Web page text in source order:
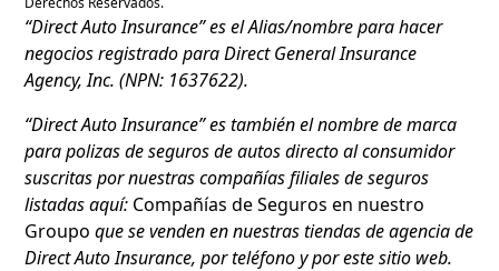
“Direct Auto Insurance” es el Alias/nombre para hacer
negocios registrado para Direct General Insurance
Agency, Inc. (NPN: 1637622).
“Direct Auto Insurance” es también el nombre de marca
para polizas de seguros de autos directo al consumidor
suscritas por nuestras compañías filiales de seguros
listadas aquí: Compañías de Seguros en nuestro
Groupo que se venden en nuestras tiendas de agencia de
Direct Auto Insurance, por teléfono y por este sitio web.